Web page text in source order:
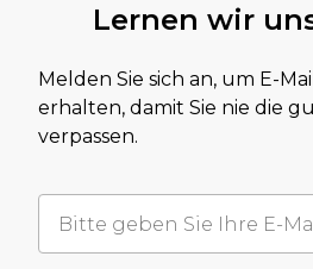
Lernen wir
Melden Sie sich an, um E-
erhalten, damit Sie nie die
verpassen.